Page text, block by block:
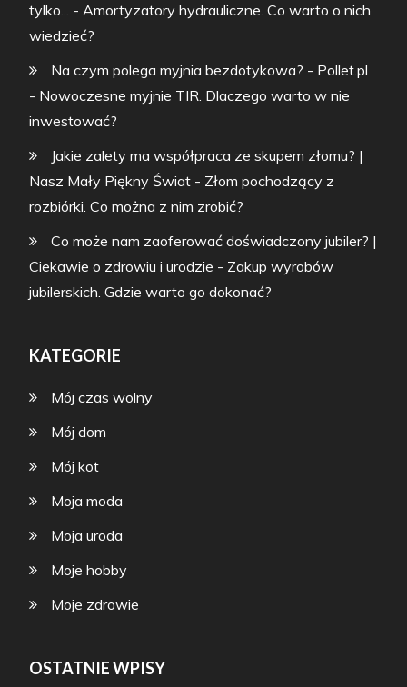
tylko... -Amortyzatory hydrauliczne. Co warto o nich
wiedzieć?
Na czym polega myjnia bezdotykowa? - Pollet.pl
- Nowoczesne myjnie TIR. Dlaczego warto w nie
inwestować?
Jakie zalety ma współpraca ze skupem złomu? |
Nasz Mały Piękny Świat - Złom pochodzący z
rozbiórki. Co można z nim zrobić?
Co może nam zaoferować doświadczony jubiler? |
Ciekawie o zdrowiu i urodzie - Zakup wyrobów
jubilerskich. Gdzie warto go dokonać?
KATEGORIE
Mój czas wolny
Mój dom
Mój kot
Moja moda
Moja uroda
Moje hobby
Moje zdrowie
OSTATNIE WPISY